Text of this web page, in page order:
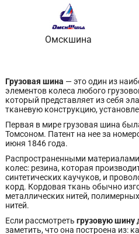
Омскшина
Грузовая шина — это один из
элементов колеса любого
который представляет из себя
тканевую конструкцию,
Первая в мире грузовая шина
Томсоном. Патент на нее за
июня 1846 года.
Распространенными
колес: резина, которая
синтетических каучуков, и
корд. Кордовая ткань обычно
металлических нитей,
нитей.
Если рассмотреть грузовую шину
заметить, что она построена из: